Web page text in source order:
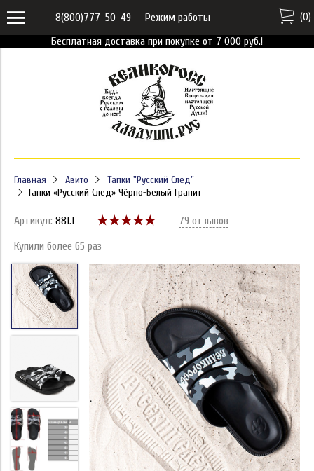
Бесплатная доставка при покупке от 7 000 руб.!
8(800)777-50-49 Режим работы (0)
Главная Авито
Тапки "Русский След"
Тапки «Русский След» Чёрно-Белый Гранит
Артикул: 881.1 79 отзывов
Купили более 65 раз